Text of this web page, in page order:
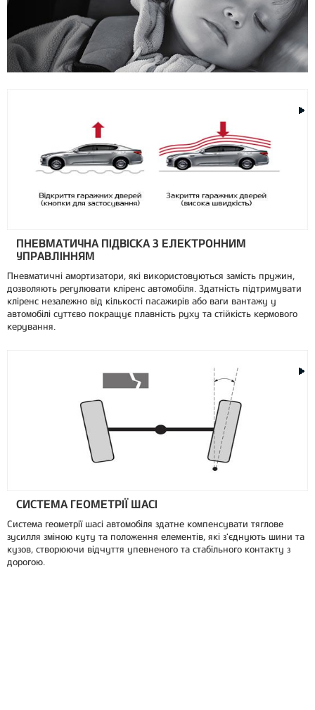
ПНЕВМАТИЧНА ПІДВІСКА З ЕЛЕКТРОННИМ
УПРАВЛІННЯМ
Пневматичні амортизатори, які використовуються замість пружин,
дозволяють регулювати кліренс автомобіля. Здатність підтримувати
кліренс незалежно від кількості пасажирів або ваги вантажу у
автомобілі суттєво покращує плавність руху та стійкість кермового
керування.
СИСТЕМА ГЕОМЕТРІЇ ШАСІ
Система геометрії шасі автомобіля здатне компенсувати тяглове
зусилля зміною куту та положення елементів, які з'єднують шини та
кузов, створюючи відчуття упевненого та стабільного контакту з
дорогою.